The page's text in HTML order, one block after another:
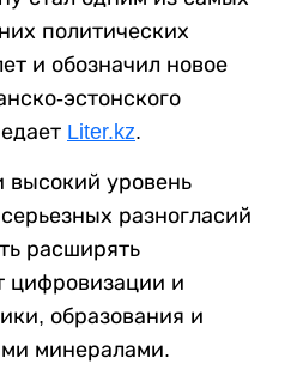
политических
и обозначил новое
эстонского
Liter.kz.
уровень
разногласий
расширять
цифровизации и
образования и
минералами.